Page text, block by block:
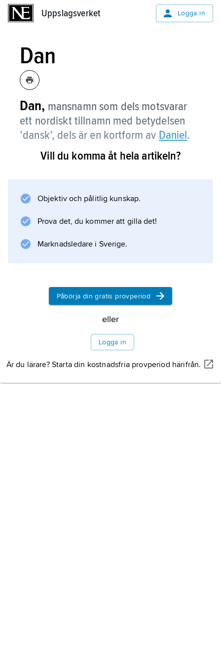
Uppslagsverket Logga in
Dan
Dan, mansnamn som dels motsvarar
ett nordiskt tillnamn med betydelsen
’dansk’, dels är en kortform av Daniel.
Det är även ett namn av hebreiskt ursprung
Information om artikeln
Vill du komma åt hela artikeln?
Objektiv och pålitlig kunskap.
Prova det, du kommer att gilla det!
Marknadsledare i Sverige.
Påbörja din gratis provperiod
eller
Logga in
Är du lärare? Starta din kostnadsfria provperiod härifrån.